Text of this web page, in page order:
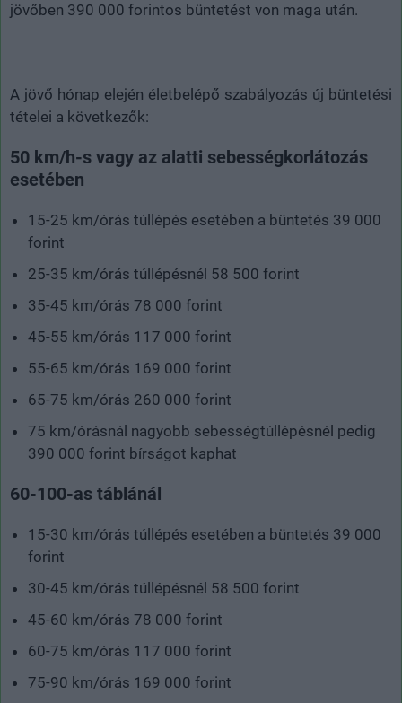
jövőben 390 000 forintos büntetést von maga után.
A jövő hónap elején életbelépő szabályozás új büntetési
tételei a következők:
50 km/h-s vagy az alatti sebességkorlátozás
esetében
15-25 km/órás túllépés esetében a büntetés 39 000
forint
25-35 km/órás túllépésnél 58 500 forint
35-45 km/órás 78 000 forint
45-55 km/órás 117 000 forint
55-65 km/órás 169 000 forint
65-75 km/órás 260 000 forint
75 km/órásnál nagyobb sebességtúllépésnél pedig
390 000 forint bírságot kaphat
60-100-as táblánál
15-30 km/órás túllépés esetében a büntetés 39 000
forint
30-45 km/órás túllépésnél 58 500 forint
45-60 km/órás 78 000 forint
60-75 km/órás 117 000 forint
75-90 km/órás 169 000 forint